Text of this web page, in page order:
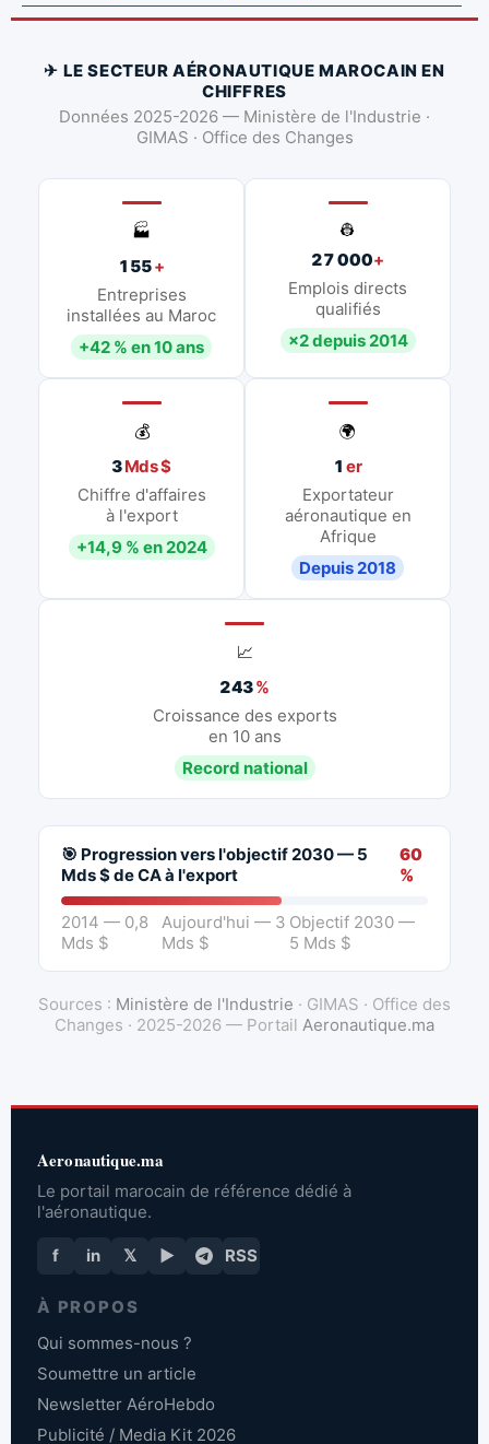
✈ LE SECTEUR AÉRONAUTIQUE MAROCAIN EN
CHIFFRES
Données 2025-2026 — Ministère de l'Industrie ·
GIMAS · Office des Changes
🏭
155+
Entreprises
installées au Maroc
+42 % en 10 ans
👷
27 000+
Emplois directs
qualifiés
×2 depuis 2014
💰
3Mds $
Chiffre d'affaires
à l'export
+14,9 % en 2024
🌍
1 er
Exportateur
aéronautique en
Afrique
Depuis 2018
📈
243%
Croissance des exports
en 10 ans
Record national
🎯 Progression vers l'objectif 2030 — 5
Mds $ de CA à l'export
60
%
2014 — 0,8
Mds $
Aujourd'hui — 3
Mds $
Objectif 2030 —
5 Mds $
Sources : Ministère de l'Industrie · GIMAS · Office des
Changes · 2025-2026 — Portail Aeronautique.ma
Aeronautique.ma
Le portail marocain de référence dédié à
l'aéronautique.
f in 𝕏 ▶ RSS
À PROPOS
Qui sommes-nous ?
Soumettre un article
Newsletter AéroHebdo
Publicité / Media Kit 2026